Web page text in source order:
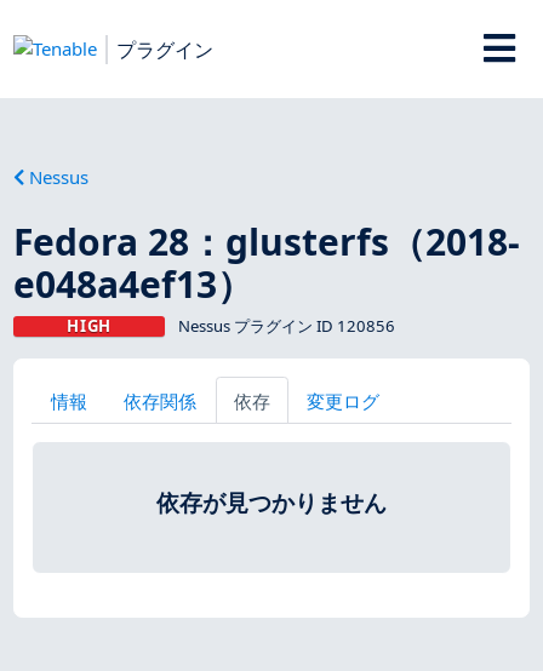
プラグイン
Nessus
Fedora 28：glusterfs（2018-
e048a4ef13）
HIGH Nessus プラグイン ID 120856
情報 依存関係 依存 変更ログ
依存が見つかりません